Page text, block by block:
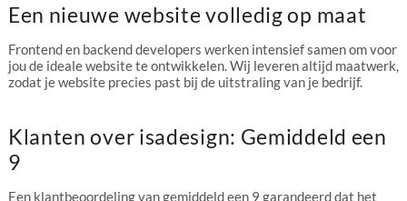
Een nieuwe website volledig op maat
Frontend en backend developers werken intensief samen om voor
jou de ideale website te ontwikkelen. Wij leveren altijd maatwerk,
zodat je website precies past bij de uitstraling van je bedrijf.
Klanten over isadesign: Gemiddeld een
9
Een klantbeoordeling van gemiddeld een 9 garandeerd dat het